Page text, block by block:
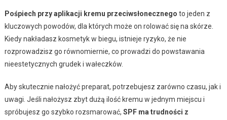
Pośpiech przy aplikacji kremu przeciwsłonecznego to jeden z
kluczowych powodów, dla których może on rolować się na skórze.
Kiedy nakładasz kosmetyk w biegu, istnieje ryzyko, że nie
rozprowadzisz go równomiernie, co prowadzi do powstawania
nieestetycznych grudek i wałeczków.
Aby skutecznie nałożyć preparat, potrzebujesz zarówno czasu, jak i
uwagi. Jeśli nałożysz zbyt dużą ilość kremu w jednym miejscu i
spróbujesz go szybko rozsmarować, SPF ma trudności z